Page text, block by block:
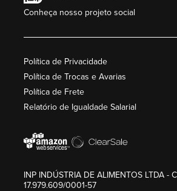
Conheça nosso projeto social
Política de Privacidade
Política de Trocas e Avarias
Política de Frete
Relatório de Igualdade Salarial
INP INDÚSTRIA DE ALIMENTOS LTDA -
17.979.609/0001-57